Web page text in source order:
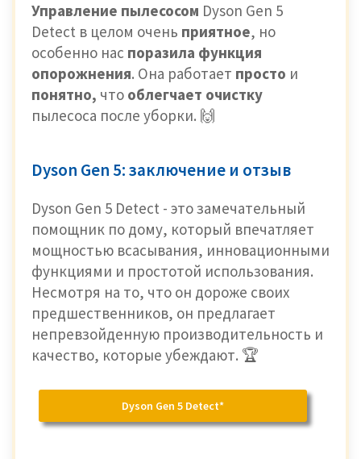
Управление пылесосом Dyson Gen 5
Detect в целом очень приятное, но
особенно нас поразила функция
опорожнения. Она работает просто и
понятно, что облегчает очистку
пылесоса после уборки. 🙌
Dyson Gen 5: заключение и отзыв
Dyson Gen 5 Detect - это замечательный
помощник по дому, который впечатляет
мощностью всасывания, инновационными
функциями и простотой использования.
Несмотря на то, что он дороже своих
предшественников, он предлагает
непревзойденную производительность и
качество, которые убеждают. 🏆
Dyson Gen 5 Detect*